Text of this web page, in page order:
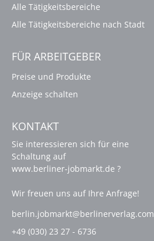
Alle Tätigkeitsbereiche
Alle Tätigkeitsbereiche nach Stadt
FÜR ARBEITGEBER
Preise und Produkte
Anzeige schalten
KONTAKT
Sie interessieren sich für eine
Schaltung auf
www.berliner-jobmarkt.de ?
Wir freuen uns auf Ihre Anfrage!
berlin.jobmarkt@berlinerverlag.com
+49 (030) 23 27 - 6736